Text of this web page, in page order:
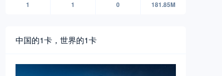
1 1 0 181.85M
中国的1卡，世界的1卡